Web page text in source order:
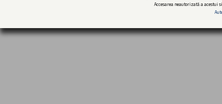
Accesarea neautorizată a acestui